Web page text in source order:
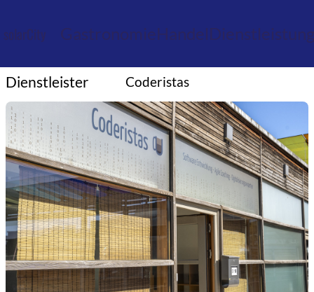
solarCity GastronomieHandel
Dienstleister Coderistas